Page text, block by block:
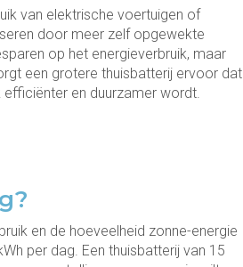
van elektrische voertuigen of
door meer zelf opgewekte
op het energieverbruik, maar
een grotere thuisbatterij ervoor dat
en duurzamer wordt.
en de hoeveelheid zonne-energie
per dag. Een thuisbatterij van 15